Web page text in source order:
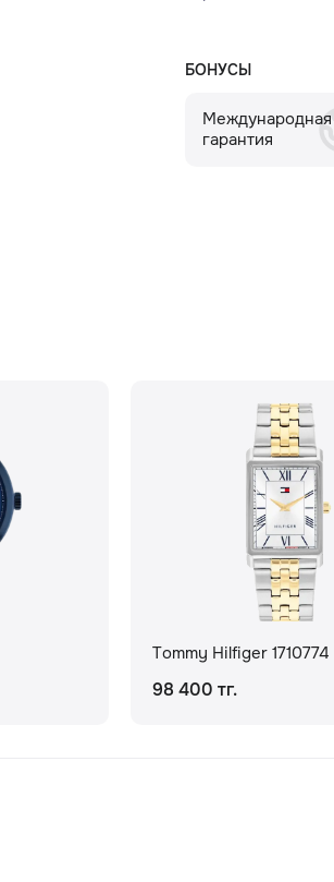
БОНУСЫ
Международная
гарантия
Tommy Hilfiger 1710774
98 400 тг.